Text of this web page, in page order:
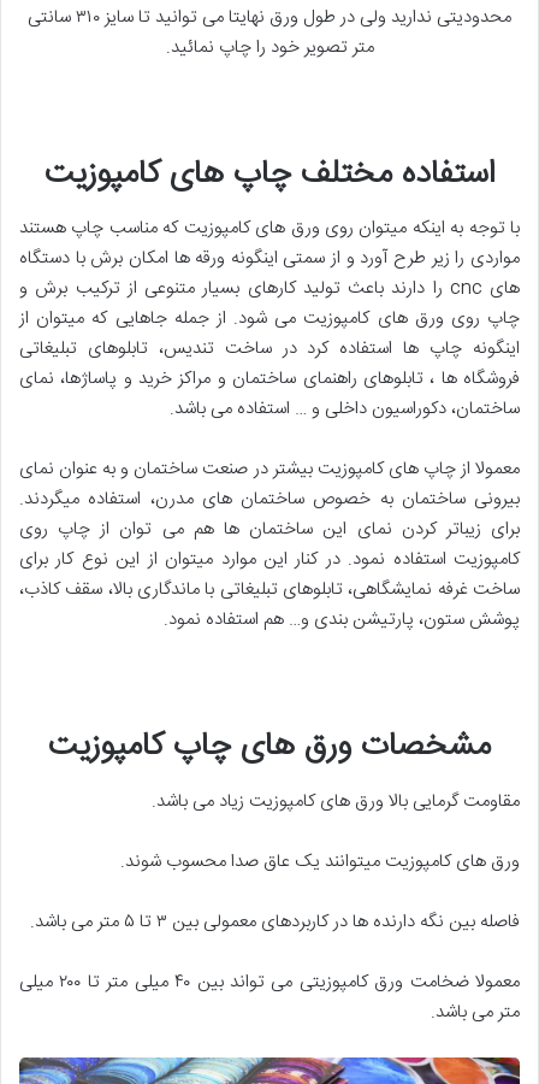
محدودیتی ندارید ولی در طول ورق نهایتا می توانید تا سایز ۳۱۰ سانتی
متر تصویر خود را چاپ نمائید.
استفاده مختلف چاپ های کامپوزیت
با توجه به اینکه میتوان روی ورق های کامپوزیت که مناسب چاپ هستند
مواردی را زیر طرح آورد و از سمتی اینگونه ورقه ها امکان برش با دستگاه
های cnc را دارند باعث تولید کارهای بسیار متنوعی از ترکیب برش و
چاپ روی ورق های کامپوزیت می شود. از جمله جاهایی که میتوان از
اینگونه چاپ ها استفاده کرد در ساخت تندیس، تابلوهای تبلیغاتی
فروشگاه ها ، تابلوهای راهنمای ساختمان و مراکز خرید و پاساژها، نمای
ساختمان، دکوراسیون داخلی و … استفاده می باشد.
معمولا از چاپ های کامپوزیت بیشتر در صنعت ساختمان و به عنوان نمای
بیرونی ساختمان به خصوص ساختمان های مدرن، استفاده میگردند.
برای زیباتر کردن نمای این ساختمان ها هم می توان از چاپ روی
کامپوزیت استفاده نمود. در کنار این موارد میتوان از این نوع کار برای
ساخت غرفه نمایشگاهی، تابلوهای تبلیغاتی با ماندگاری بالا، سقف کاذب،
پوشش ستون، پارتیشن بندی و… هم استفاده نمود.
مشخصات ورق های چاپ کامپوزیت
مقاومت گرمایی بالا ورق های کامپوزیت زیاد می باشد.
ورق های کامپوزیت میتوانند یک عاق صدا محسوب شوند.
فاصله بین نگه دارنده ها در کاربردهای معمولی بین ۳ تا ۵ متر می باشد.
معمولا ضخامت ورق کامپوزیتی می تواند بین ۴۰ میلی متر تا ۲۰۰ میلی
متر می باشد.